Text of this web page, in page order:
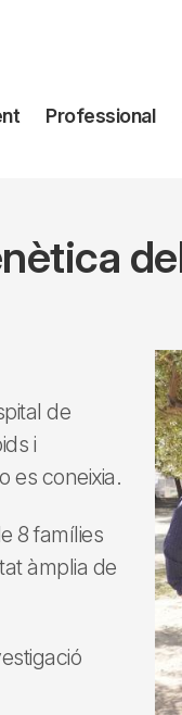
Professional
de
i
es coneixia.
8 famílies
àmplia de